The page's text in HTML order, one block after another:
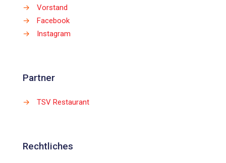
→
Vorstand
→
Facebook
→
Instagram
Partner
→ TSV Restaurant
Rechtliches